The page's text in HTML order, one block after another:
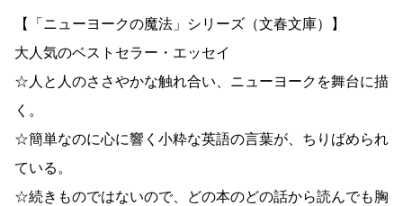
【「ニューヨークの魔法」シリーズ（文春文庫）】
大人気のベストセラー・エッセイ
☆人と人のささやかな触れ合い、ニューヨークを舞台に描
く。
☆簡単なのに心に響く小粋な英語の言葉が、ちりばめられ
ている。
☆続きものではないので、どの本のどの話から読んでも胸